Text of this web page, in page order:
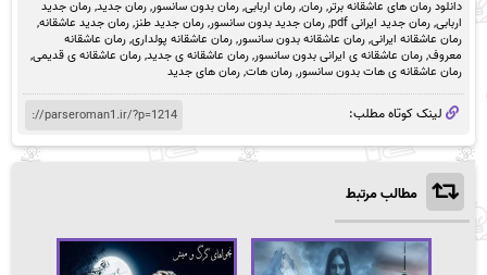
دانلود رمان های عاشقانه برتر,رمان,رمان اربابی,رمان بدون سانسور,رمان جدید,رمان جدید
اربابی,رمان جدید ایرانی pdf ,رمان جدید بدون سانسور,رمان جدید طنز,رمان جدید عاشقانه,
رمان عاشقانه ایرانی,رمان عاشقانه بدون سانسور,رمان عاشقانه پولداری,رمان عاشقانه
معروف,رمان عاشقانه ی ایرانی بدون سانسور,رمان عاشقانه ی جدید,رمان عاشقانه ی قدیمی,
رمان عاشقانه ی هات بدون سانسور,رمان هات,رمان های جدید
لینک کوتاه مطلب:
مطالب مرتبط